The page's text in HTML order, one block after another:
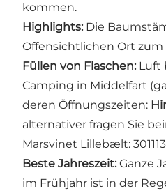
kommen.
Highlights: Die
Offensichtlichen Ort zum
Füllen von Flaschen: Luft
Camping in Middelfart
deren Öffnungszeiten:
alternativer fragen Sie
Marsvinet Lillebælt:
Beste Jahreszeit: Ganze
im Frühjahr ist in der